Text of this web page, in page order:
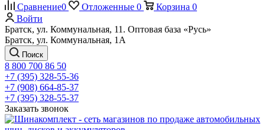
Сравнение0 Отложенные 0 Корзина 0
Войти
Братск, ул. Коммунальная, 11. Оптовая база «Русь»
Братск, ул. Коммунальная, 1А
Поиск
8 800 700 86 50
+7 (395) 328-55-36
+7 (908) 664-85-37
+7 (395) 328-55-37
Заказать звонок